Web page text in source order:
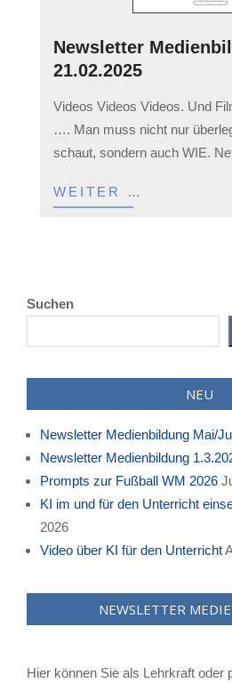
Newsletter
21.02.2025
03-
08
Videos Videos Videos. Und
…. Man muss nicht nur
schaut, sondern auch WIE.
WEITER …
Suchen
NEU
Newsletter Medienbildung Mai/
Newsletter Medienbildung
Prompts zur Fußball WM 2026
KI im und für den Unterricht
2026
Video über KI für den Unterricht
NEWSLETTER
Hier können Sie als Lehrkraft oder